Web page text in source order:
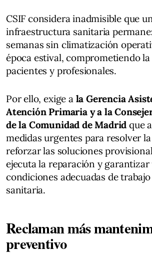
CSIF considera inadmisible que
infraestructura sanitaria
semanas sin climatización
época estival, comprometiendo la
pacientes y profesionales.
Por ello, exige a la Gerencia
Atención Primaria y a la
de la Comunidad de Madrid que
medidas urgentes para resolver
reforzar las soluciones
ejecuta la reparación y garantizar
condiciones adecuadas de
sanitaria.
Reclaman más
preventivo